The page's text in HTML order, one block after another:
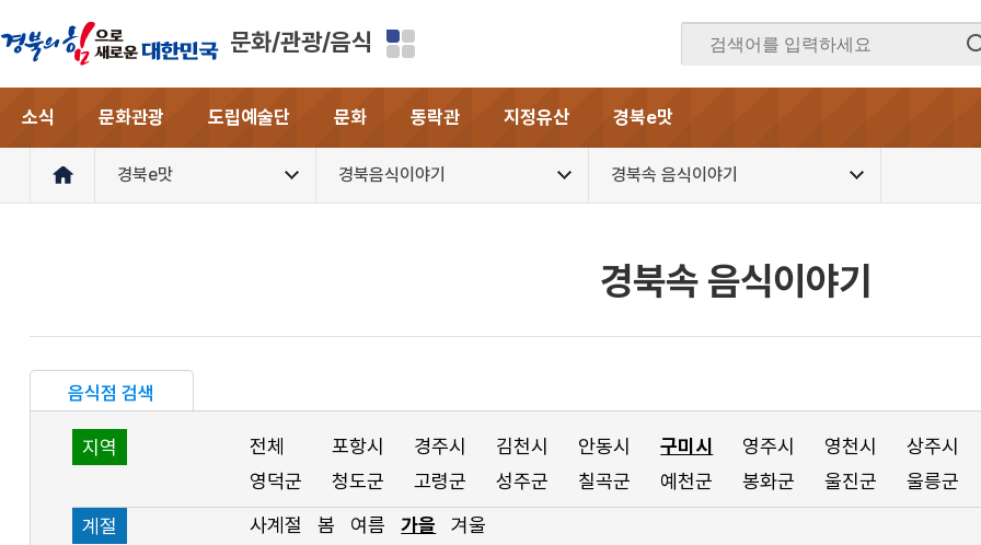
문화/관광/음식
소식 문화관광 도립예술단 문화 동락관 지정유산 경북e맛
경북e맛 경북음식이야기 경북속 음식이야기
경북속 음식이야기
음식점 검색
지역 전체 포항시 경주시 김천시 안동시 구미시 영주시 영천시 상주시
영덕군
청도군 고령군 성주군 칠곡군 예천군 봉화군 울진군
울릉군
계절
사계절 봄 여름 가을
겨울